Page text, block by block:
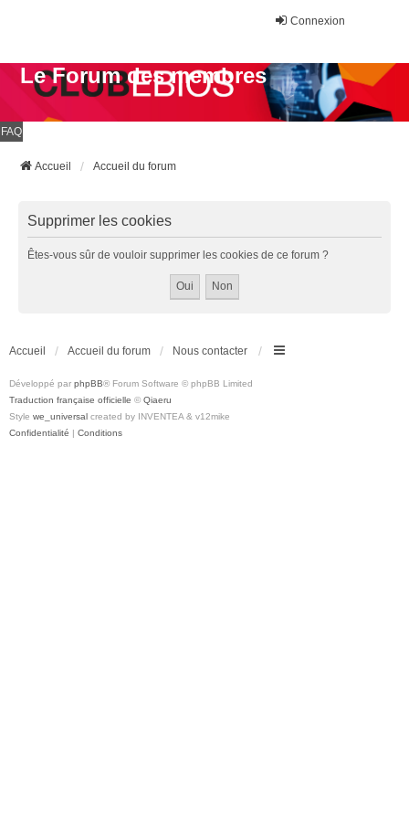
Connexion
Le Forum des membres
FAQ
Accueil Accueil du forum
Supprimer les cookies
Êtes-vous sûr de vouloir supprimer les cookies de ce forum ?
Accueil Accueil du forum Nous contacter
Développé par phpBB® Forum Software © phpBB Limited
Traduction française officielle © Qiaeru
Style we_universal created by INVENTEA & v12mike
Confidentialité | Conditions